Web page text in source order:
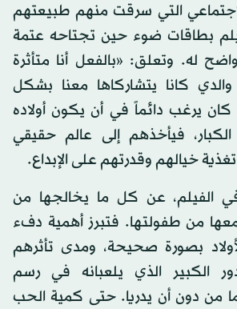
التي سرقت منهم طبيعتهم
بطاقات ضوء حين تجتاحه عتمة
له. وتعلق: «بالفعل أنا متأثرة
والدي كانا يتشاركاها معنا بشكل
كان يرغب دائماً في أن يكون أولاده
فيأخذهم إلى عالم حقيقي
خيالهم وقدرتهم على الإبداع.
الفيلم، عن كل ما يخالجها من
من طفولتها. فتبرز أهمية دفء
بصورة صحيحة، ومدى تأثرهم
الكبير الذي يلعبانه في رسم
من دون أن يدريا. حتى كمية الحب